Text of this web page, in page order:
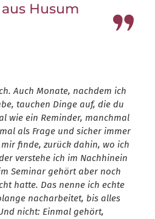
Husum
Auch Monate, nachdem ich
tauchen Dinge auf, die du
wie ein Reminder, manchmal
als Frage und sicher immer
finde, zurück dahin, wo ich
verstehe ich im Nachhinein
Seminar gehört aber noch
hatte. Das nenne ich echte
nacharbeitet, bis alles
nicht: Einmal gehört,